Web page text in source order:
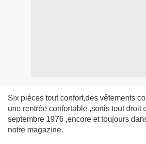
Six pièces tout confort,des vêtements
une rentrée confortable ,sortis tout droit
septembre 1976 ,encore et toujours
notre magazine.